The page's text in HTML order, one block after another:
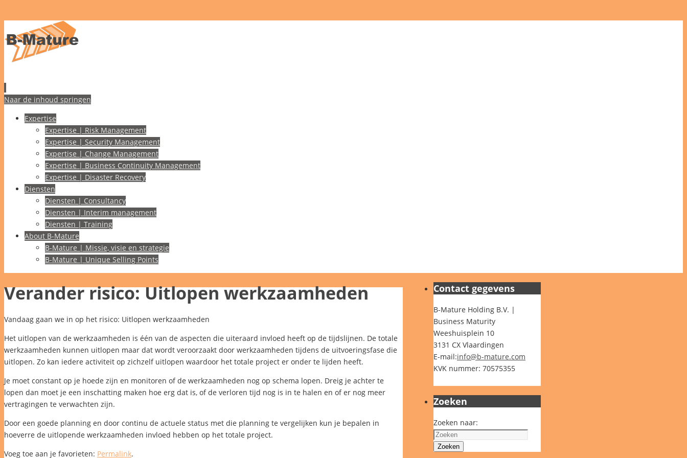
Naar de inhoud springen
Expertise
Expertise | Risk Management
Expertise | Security Management
Expertise | Change Management
Expertise | Business Continuity Management
Expertise | Disaster Recovery
Diensten
Diensten | Consultancy
Diensten | Interim management
Diensten | Training
About B-Mature
B-Mature | Missie, visie en strategie
B-Mature | Unique Selling Points
Verander risico: Uitlopen werkzaamheden
Vandaag gaan we in op het risico: Uitlopen werkzaamheden
Het uitlopen van de werkzaamheden is één van de aspecten die uiteraard invloed heeft op de tijdslijnen. De totale
werkzaamheden kunnen uitlopen maar dat wordt veroorzaakt door werkzaamheden tijdens de uitvoeringsfase die
uitlopen. Zo kan iedere activiteit op zichzelf uitlopen waardoor het totale project er onder te lijden heeft.
Je moet constant op je hoede zijn en monitoren of de werkzaamheden nog op schema lopen. Dreig je achter te
lopen dan moet je een inschatting maken hoe erg dat is, of de verloren tijd nog is in te halen en of er nog meer
vertragingen te verwachten zijn.
Door een goede planning en door continu de actuele status met die planning te vergelijken kun je bepalen in
hoeverre de uitlopende werkzaamheden invloed hebben op het totale project.
Voeg toe aan je favorieten: Permalink.
Contact gegevens
B-Mature Holding B.V. |
Business Maturity
Weeshuisplein 10
3131 CX Vlaardingen
E-mail:info@b-mature.com
KVK nummer: 70575355
Zoeken
Zoeken naar:
Zoeken